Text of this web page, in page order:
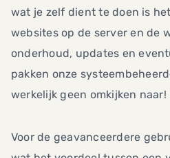
wat je zelf dient te doen is
websites op de server en de
onderhoud, updates en
pakken onze
werkelijk geen omkijken naar!
Voor de geavanceerdere